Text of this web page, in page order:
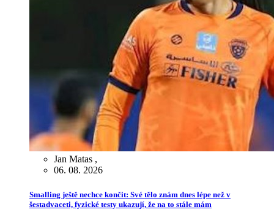
Jan Matas ,
06. 08. 2026
Smalling ještě nechce končit: Své tělo znám dnes lépe než v
šestadvaceti, fyzické testy ukazují, že na to stále mám